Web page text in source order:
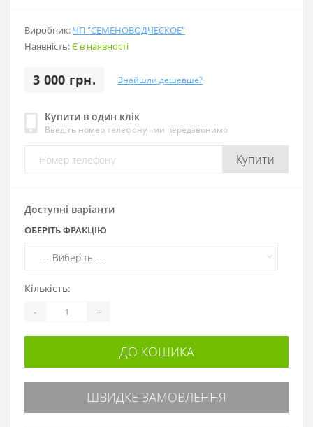
Виробник: ЧП "СЕМЕНОВОДЧЕСКОЕ"
Наявність:Є в наявності
3 000 грн. Знайшли дешевше?
Купити в один клік
Введіть номер телефону і ми передзвонимо
Купити
Доступні варіанти
ОБЕРІТЬ ФРАКЦІЮ
Кількість:
- +
ДО КОШИКА
ШВИДКЕ ЗАМОВЛЕННЯ